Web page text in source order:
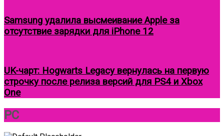
Samsung удалила высмеивание Apple за
отсутствие зарядки для iPhone 12
UK-чарт: Hogwarts Legacy вернулась на первую
строчку после релиза версий для PS4 и Xbox
One
Круговой
фокус
PC